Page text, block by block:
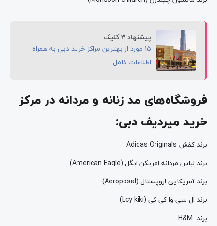
پیشنهاد 3 کلیک
15 مورد از بهترین مراکز خرید دبی به همراه
اطلاعات کامل
فروشگاه‌های مد زنانه و مردانه در مرکز
خرید میردیف دبی:
برند کفش Adidas Originals
برند لباس مردانه امریکن ایگل (American Eagle)
برند آمریکایی اروپستال (Aeroposal)
برند ال سی وا کی کی (Lcy kiki)
برند H&M